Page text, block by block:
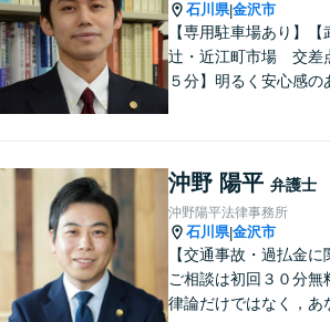
石川県|金沢市
【専用駐車場あり】【
辻・近江町市場 交差
５分】明るく安心感の
沖野 陽平 弁護士
沖野陽平法律事務所
石川県|金沢市
【交通事故・過払金に
ご相談は初回３０分無
律論だけではなく，あ